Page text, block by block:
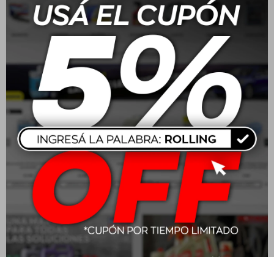
Forma una barrera ultraduradera, súper hidrófoba y
resistente al calor.
Protege contra el sol, ozono, smog, agua, químicos y
contaminantes ambientales.
Aplicación:
Asegurate de que la superficie esté limpia y
completamente seca.
Agitá bien el producto antes de usar.
Aplicá una pequeña cantidad en un aplicador de espuma o
microfibra.
Frotá el producto uniformemente sobre la superficie a
tratar.
Dejá secar unos minutos hasta que se forme una película.
Retirá el exceso con un paño limpio y seco.
Repetí el proceso si es necesario para obtener un acabado
más intenso.